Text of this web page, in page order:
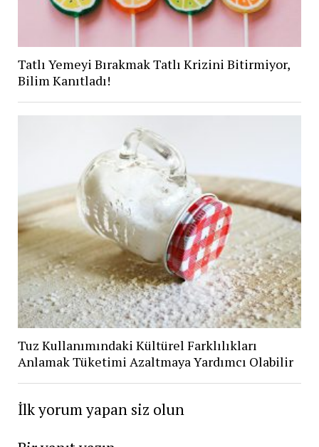
Tatlı Yemeyi Bırakmak Tatlı Krizini Bitirmiyor,
Bilim Kanıtladı!
Tuz Kullanımındaki Kültürel Farklılıkları
Anlamak Tüketimi Azaltmaya Yardımcı Olabilir
İlk yorum yapan siz olun